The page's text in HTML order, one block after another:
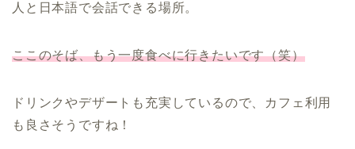
人と日本語で会話できる場所。
ここのそば、もう一度食べに行きたいです（笑）
ドリンクやデザートも充実しているので、カフェ利用
も良さそうですね！